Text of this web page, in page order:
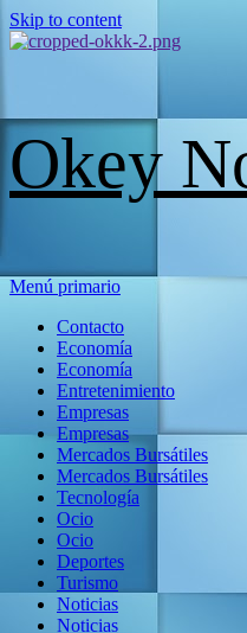
Skip to content
Okey
Menú primario
Contacto
Economía
Economía
Entretenimiento
Empresas
Empresas
Mercados Bursátiles
Mercados Bursátiles
Tecnología
Ocio
Ocio
Deportes
Turismo
Noticias
Noticias